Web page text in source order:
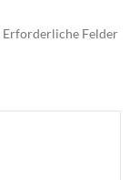
Erforderliche Felder